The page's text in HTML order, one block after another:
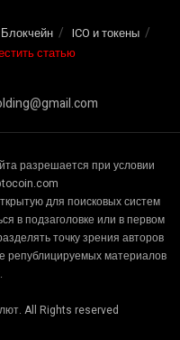
Блокчейн
ICO и токены
статью
разрешается при условии
для поисковых систем
в подзаголовке или в первом
точку зрения авторов
републицируемых материалов
All Rights reserved